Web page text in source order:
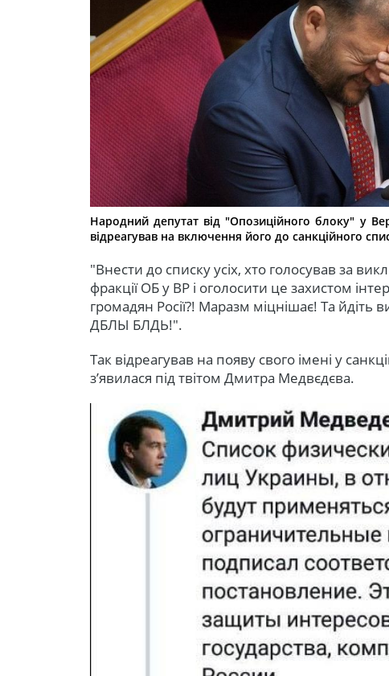
Народний депутат від "Опозиційного блоку" у
відреагував на включення його до санкційного
"Внести до списку усіх, хто голосував за
фракції ОБ у ВР і оголосити це захистом
громадян Росії?! Маразм міцнішає! Та йдіть
ДБЛЫ БЛДЬ!".
Так відреагував на появу свого імені у
з’явилася під твітом Дмитра Медвєдєва.